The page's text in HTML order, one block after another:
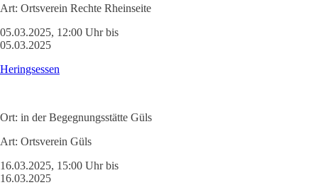
Art: Ortsverein Rechte Rheinseite
05.03.2025, 12:00 Uhr bis
05.03.2025
Heringsessen
Ort: in der Begegnungsstätte Güls
Art: Ortsverein Güls
16.03.2025, 15:00 Uhr bis
16.03.2025